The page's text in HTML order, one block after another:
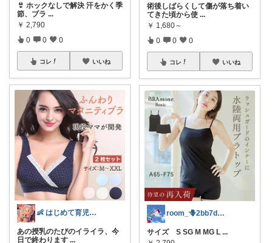
👙 ホックなしで解決 汗をかく季
節、ブラ ...
￥ 2,790
0 0 0
コレ いいね
👶 はじめて育児｜キッズ・ベビー
あの授乳のたびのイライラ、今
日で終わります ...
術後しばらくして傷が落ち着い
てきた頃から使 ...
￥ 1,680～
0 0 0
コレ いいね
room_🪻2bb7d8bc05
サイズ S SG M MG L ...